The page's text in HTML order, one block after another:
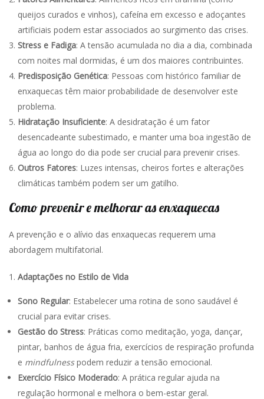
queijos curados e vinhos), cafeína em excesso e adoçantes
artificiais podem estar associados ao surgimento das crises.
Stress e Fadiga: A tensão acumulada no dia a dia, combinada
com noites mal dormidas, é um dos maiores contribuintes.
Predisposição Genética: Pessoas com histórico familiar de
enxaquecas têm maior probabilidade de desenvolver este
problema.
Hidratação Insuficiente: A desidratação é um fator
desencadeante subestimado, e manter uma boa ingestão de
água ao longo do dia pode ser crucial para prevenir crises.
Outros Fatores: Luzes intensas, cheiros fortes e alterações
climáticas também podem ser um gatilho.
Como prevenir e melhorar as enxaquecas
A prevenção e o alívio das enxaquecas requerem uma
abordagem multifatorial.
Adaptações no Estilo de Vida
Sono Regular: Estabelecer uma rotina de sono saudável é
crucial para evitar crises.
Gestão do Stress: Práticas como meditação, yoga, dançar,
pintar, banhos de água fria, exercícios de respiração profunda
e mindfulnesspodem reduzir a tensão emocional.
Exercício Físico Moderado: A prática regular ajuda na
regulação hormonal e melhora o bem-estar geral.